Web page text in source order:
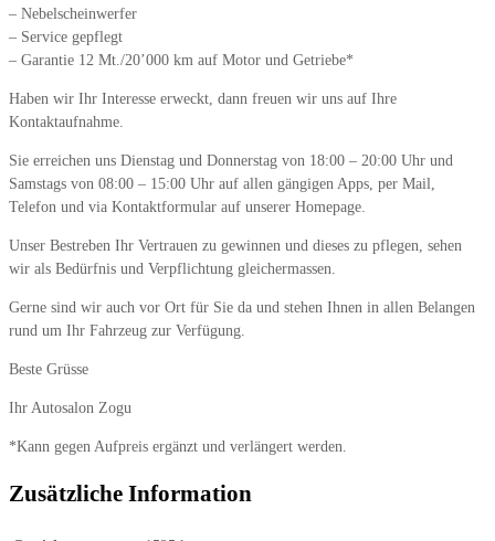
– Nebelscheinwerfer
– Service gepflegt
– Garantie 12 Mt./20’000 km auf Motor und Getriebe*
Haben wir Ihr Interesse erweckt, dann freuen wir uns auf Ihre
Kontaktaufnahme.
Sie erreichen uns Dienstag und Donnerstag von 18:00 – 20:00 Uhr und
Samstags von 08:00 – 15:00 Uhr auf allen gängigen Apps, per Mail,
Telefon und via Kontaktformular auf unserer Homepage.
Unser Bestreben Ihr Vertrauen zu gewinnen und dieses zu pflegen, sehen
wir als Bedürfnis und Verpflichtung gleichermassen.
Gerne sind wir auch vor Ort für Sie da und stehen Ihnen in allen Belangen
rund um Ihr Fahrzeug zur Verfügung.
Beste Grüsse
Ihr Autosalon Zogu
*Kann gegen Aufpreis ergänzt und verlängert werden.
Zusätzliche Information